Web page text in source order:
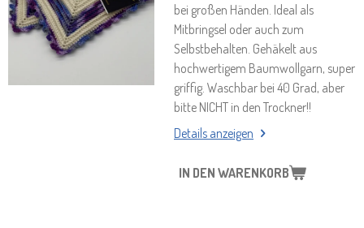
bei großen Händen. Ideal als
Mitbringsel oder auch zum
Selbstbehalten. Gehäkelt aus
hochwertigem Baumwollgarn, super
griffig. Waschbar bei 40 Grad, aber
bitte NICHT in den Trockner!!
Details anzeigen
IN DEN WARENKORB